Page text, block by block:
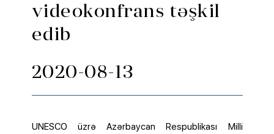
videokonfrans təşkil
edib
2020-08-13
UNESCO üzrə Azərbaycan Respublikası Milli